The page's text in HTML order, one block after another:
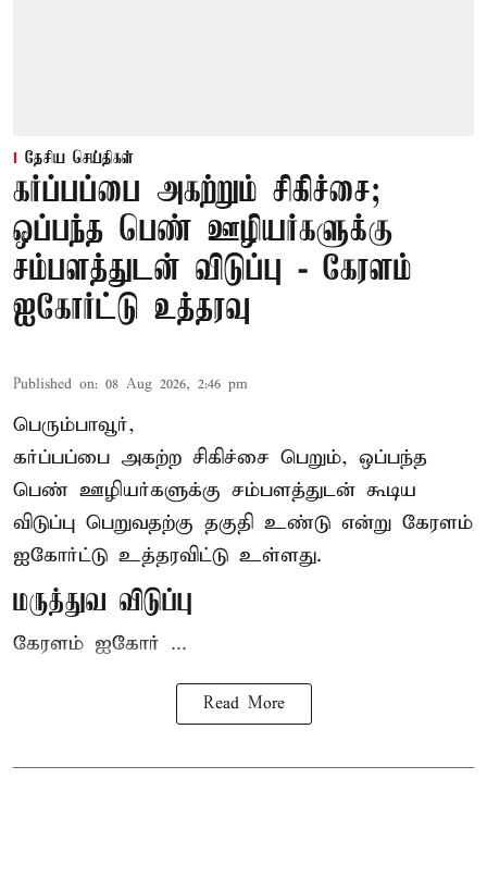
தேசிய செய்திகள்
கர்ப்பப்பை அகற்றும் சிகிச்சை;
ஒப்பந்த பெண் ஊழியர்களுக்கு
சம்பளத்துடன் விடுப்பு - கேரளம்
ஐகோர்ட்டு உத்தரவு
Published on: 08 Aug 2026, 2:46 pm
பெரும்பாவூர்,
கர்ப்பப்பை அகற்ற சிகிச்சை பெறும், ஒப்பந்த
பெண் ஊழியர்களுக்கு சம்பளத்துடன் கூடிய
விடுப்பு பெறுவதற்கு தகுதி உண்டு என்று கேரளம்
ஐகோர்ட்டு உத்தரவிட்டு உள்ளது.
மருத்துவ விடுப்பு
கேரளம் ஐகோர் ...
Read More